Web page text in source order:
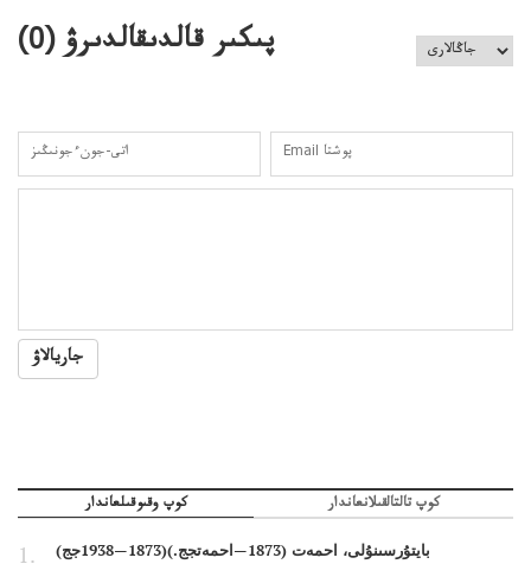
پىكىر قالدىقالدىرۋ (0
)
جاريالاۋ
كوپ وقىوقىلعاندار كوپ تالتالقىلانعاندار
بايتۇرسىنۇلى، احمەت (1873—احمەتجج.)(1873—1938جج)